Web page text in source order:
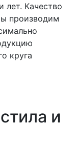
лет. Качество
производим
круга
и